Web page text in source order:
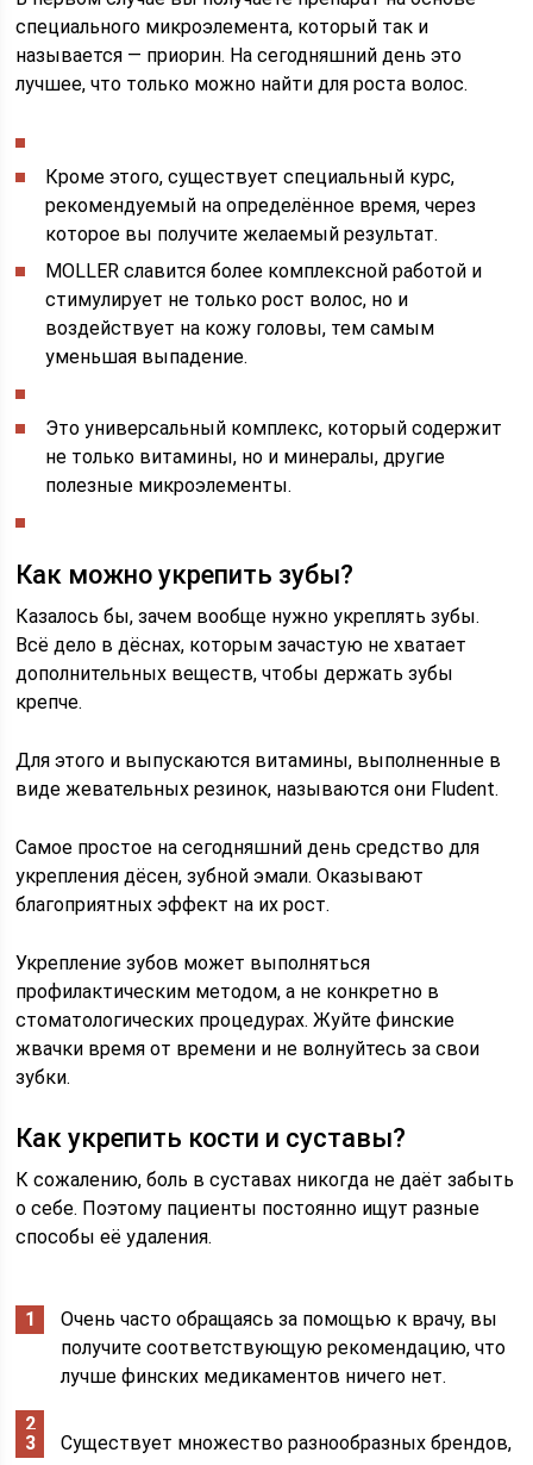
специального микроэлемента, который так и
называется — приорин. На сегодняшний день это
лучшее, что только можно найти для роста волос.
Кроме этого, существует специальный курс,
рекомендуемый на определённое время, через
которое вы получите желаемый результат.
MOLLER славится более комплексной работой и
стимулирует не только рост волос, но и
воздействует на кожу головы, тем самым
уменьшая выпадение.
Это универсальный комплекс, который содержит
не только витамины, но и минералы, другие
полезные микроэлементы.
Как можно укрепить зубы?
Казалось бы, зачем вообще нужно укреплять зубы.
Всё дело в дёснах, которым зачастую не хватает
дополнительных веществ, чтобы держать зубы
крепче.
Для этого и выпускаются витамины, выполненные в
виде жевательных резинок, называются они Fludent.
Самое простое на сегодняшний день средство для
укрепления дёсен, зубной эмали. Оказывают
благоприятных эффект на их рост.
Укрепление зубов может выполняться
профилактическим методом, а не конкретно в
стоматологических процедурах. Жуйте финские
жвачки время от времени и не волнуйтесь за свои
зубки.
Как укрепить кости и суставы?
К сожалению, боль в суставах никогда не даёт забыть
о себе. Поэтому пациенты постоянно ищут разные
способы её удаления.
Очень часто обращаясь за помощью к врачу, вы
получите соответствующую рекомендацию, что
лучше финских медикаментов ничего нет.
Существует множество разнообразных брендов,